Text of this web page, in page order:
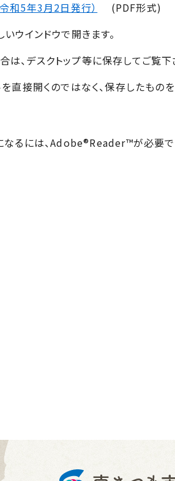
和5年3月2日発行）
(PDF形式)
ウインドウで開きます。
、デスクトップ等に保存してご覧下
直接開くのではなく、保存したものを
なるには、Adobe®Reader™が必要で